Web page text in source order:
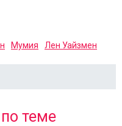
Мумия Лен Уайзмен
теме